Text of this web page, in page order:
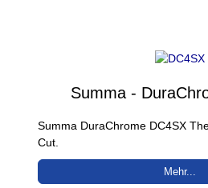
Summa -
Summa DuraChrome DC4SX
Cut.
Mehr...